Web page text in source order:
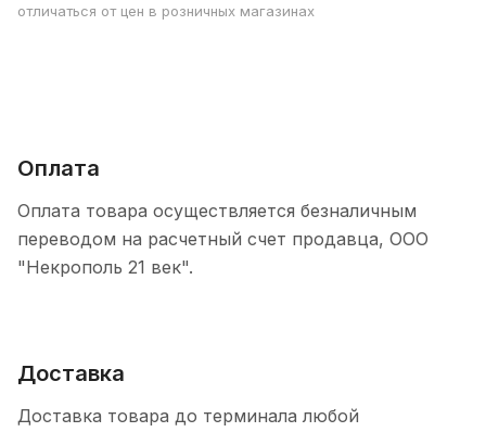
отличаться от цен в розничных магазинах
Оплата
Оплата товара осуществляется безналичным
переводом на расчетный счет продавца, ООО
"Некрополь 21 век".
Доставка
Доставка товара до терминала любой